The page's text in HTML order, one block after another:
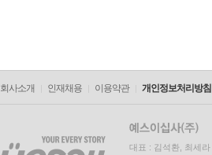
회사소개 인재채용 이용약관 개인정보처리방침
대표 : 김석환, 최세라